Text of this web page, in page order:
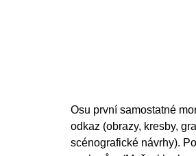
Osu první samostatné
odkaz (obrazy, kresby,
scénografické návrhy).